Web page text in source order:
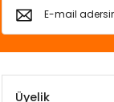
Üyelik